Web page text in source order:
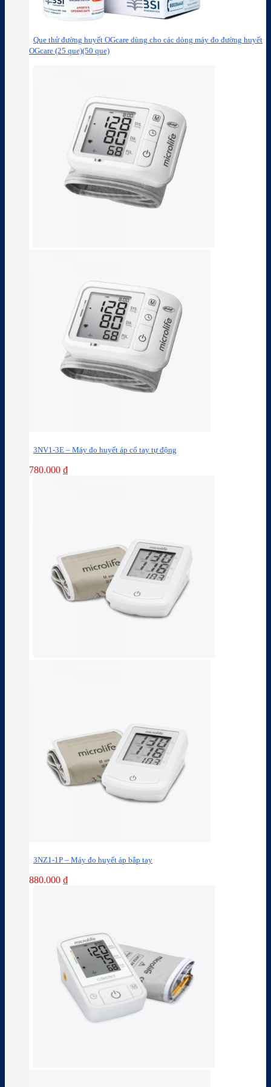
Que thử đường huyết OGcare dùng cho các dòng máy đo đường huyết
OGcare (25 que)(50 que)
3NV1-3E – Máy đo huyết áp cổ tay tự động
780.000 ₫
3NZ1-1P – Máy đo huyết áp bắp tay
880.000 ₫